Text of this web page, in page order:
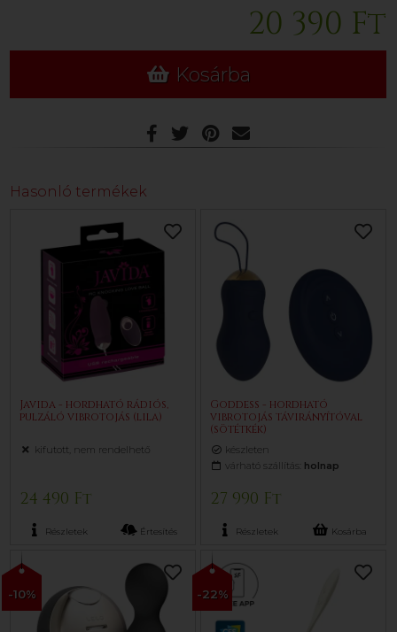
20 390 Ft
Kosárba
Hasonló termékek
Javida - hordható rádiós,
pulzáló vibrotojás (lila)
kifutott, nem rendelhető
24 490 Ft
Részletek Értesítés
Goddess - hordható
vibrotojás távirányítóval
(sötétkék)
készleten
várható szállítás: holnap
27 990 Ft
Részletek Kosárba
-10% -22%